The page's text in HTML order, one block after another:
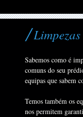
Sabemos como é
comuns do seu
equipas que sabem
Temos também os
nos permitem